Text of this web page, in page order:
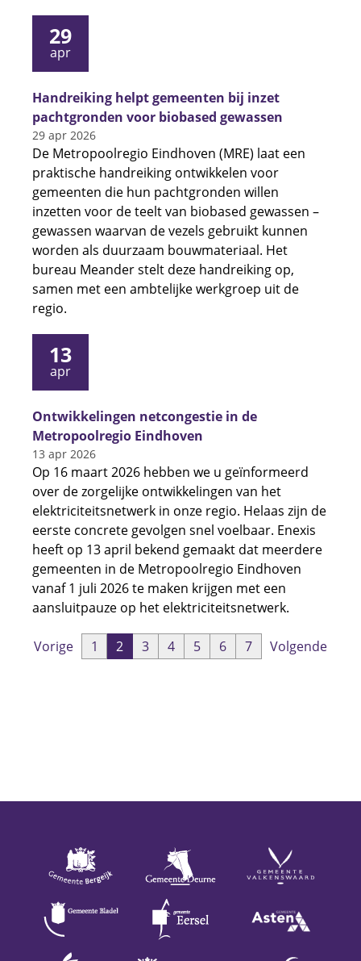
29
apr
Handreiking helpt gemeenten bij inzet
pachtgronden voor biobased gewassen
29 apr 2026
De Metropoolregio Eindhoven (MRE) laat een
praktische handreiking ontwikkelen voor
gemeenten die hun pachtgronden willen
inzetten voor de teelt van biobased gewassen –
gewassen waarvan de vezels gebruikt kunnen
worden als duurzaam bouwmateriaal. Het
bureau Meander stelt deze handreiking op,
samen met een ambtelijke werkgroep uit de
regio.
13
apr
Ontwikkelingen netcongestie in de
Metropoolregio Eindhoven
13 apr 2026
Op 16 maart 2026 hebben we u geïnformeerd
over de zorgelijke ontwikkelingen van het
elektriciteitsnetwerk in onze regio. Helaas zijn de
eerste concrete gevolgen snel voelbaar. Enexis
heeft op 13 april bekend gemaakt dat meerdere
gemeenten in de Metropoolregio Eindhoven
vanaf 1 juli 2026 te maken krijgen met een
aansluitpauze op het elektriciteitsnetwerk.
Vorige 1 2 3 4 5 6 7 Volgende